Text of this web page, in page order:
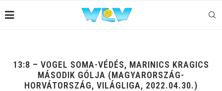
13:8 – VOGEL SOMA-VÉDÉS, MARINICS KRAGICS
MÁSODIK GÓLJA (MAGYARORSZÁG-
HORVÁTORSZÁG, VILÁGLIGA, 2022.04.30.)